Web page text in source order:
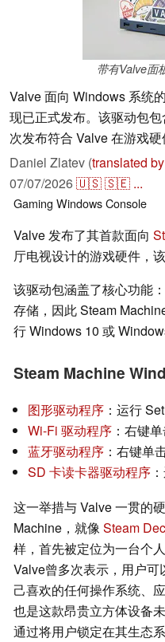
带有Valve面
Valve 面向 Windows 系统
现已正式发布。该驱动包
次发布符合 Valve 在游戏硬
Daniel Zlatev (translated by
07/07/2026🇺🇸🇸🇪 ...
Gaming WindowsConsole
Valve 发布了其首款面向
厅电视设计的游戏硬件，
该驱动包涵盖了核心功能
存储，因此 Steam
行 Windows 10 或
Steam Machine
图形驱动程序 ：运行
Wi-Fi 驱动程序 ：右键
蓝牙驱动程序 ：右键单
SD 卡读卡器驱动程序
这一举措与 Valve 一贯的
Machine，就像 Steam
样，首先被定位为一台个
Valve曾多次表示，用户
己喜欢的任何操作系统、
也是这款昂贵立方体设备
通过将用户锁定在其生态